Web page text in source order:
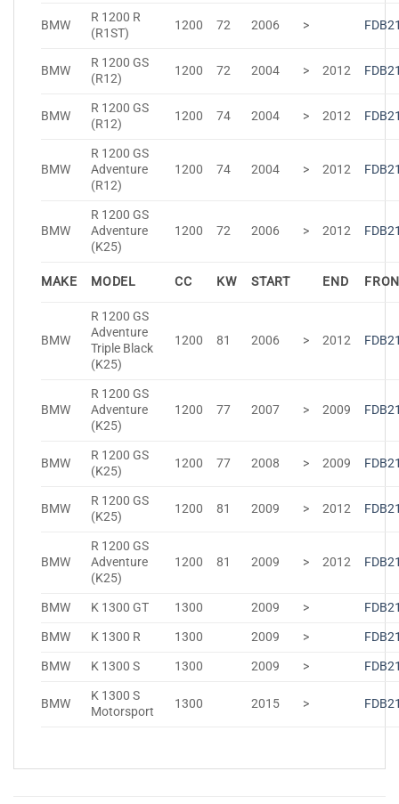
BMW
R 1200 R
(R1ST)
1200 72 2006 >
BMW
R 1200 GS
(R12)
1200 72 2004 > 2012
BMW
R 1200 GS
(R12)
1200 74 2004 > 2012
BMW
R 1200 GS
Adventure
(R12)
1200 74 2004 > 2012
BMW
R 1200 GS
Adventure
(K25)
1200 72 2006 > 2012
MAKE MODEL CC KW START END
BMW
R 1200 GS
Adventure
Triple Black
(K25)
1200 81 2006 > 2012
BMW
R 1200 GS
Adventure
(K25)
1200 77 2007 > 2009
BMW
R 1200 GS
(K25)
1200 77 2008 > 2009
BMW
R 1200 GS
(K25)
1200 81 2009 > 2012
BMW
R 1200 GS
Adventure
(K25)
1200 81 2009 > 2012
BMW K 1300 GT 1300 2009 >
BMW
K 1300 R 1300 2009 >
BMW
K 1300 S 1300 2009 >
BMW
K 1300 S
Motorsport
1300 2015 >